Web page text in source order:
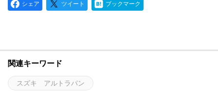
シェア ツイート ブックマーク
関連キーワード
スズキ アルトラパン